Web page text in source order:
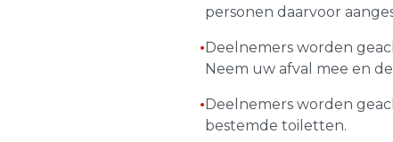
personen daarvoor
•Deelnemers worden
Neem uw afval mee en
•Deelnemers worden
bestemde toiletten.